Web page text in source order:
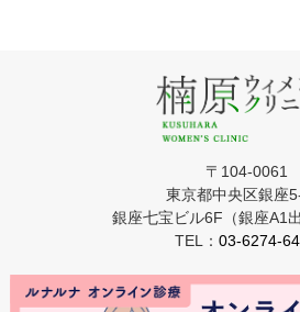
〒104-0061
東京都中央区銀座
銀座七宝ビル6F（銀座A1
TEL： 03-6274-